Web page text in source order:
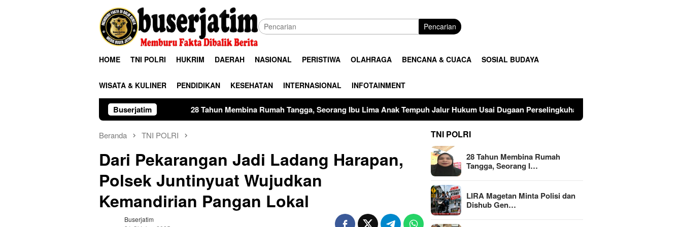
Pencarian
HOME TNI POLRI HUKRIM DAERAH NASIONAL PERISTIWA OLAHRAGA BENCANA & CUACA SOSIAL BUDAYA
WISATA & KULINER PENDIDIKAN KESEHATAN INTERNASIONAL INFOTAINMENT
Buserjatim
28 Tahun Membina Rumah Tangga, Seorang Ibu Lima Anak Tempuh Jalur Hukum Usai Dugaan Perselingkuhan Suami di Sulawesi Tengah
Beranda TNI POLRI
Dari Pekarangan Jadi Ladang Harapan,
Polsek Juntinyuat Wujudkan
Kemandirian Pangan Lokal
Buserjatim
TNI POLRI
28 Tahun Membina Rumah
Tangga, Seorang I…
LIRA Magetan Minta Polisi dan
Dishub Gen…